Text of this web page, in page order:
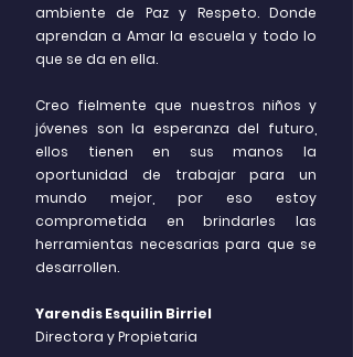
ambiente de Paz y Respeto. Donde
aprendan a Amar la escuela y todo lo
que se da en ella.
Creo fielmente que nuestros niños y
jóvenes son la esperanza del futuro,
ellos tienen en sus manos la
oportunidad de trabajar para un
mundo mejor, por eso estoy
comprometida en brindarles las
herramientas necesarias para que se
desarrollen.
Yarendis Esquilin Birriel
Directora y Propietaria